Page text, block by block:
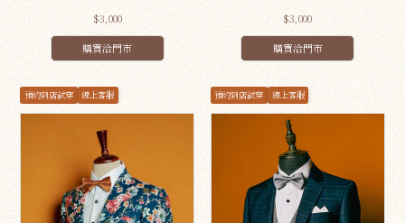
$3,000
購買洽門市
$3,000
購買洽門市
預約到店試穿 線上客服 預約到店試穿 線上客服